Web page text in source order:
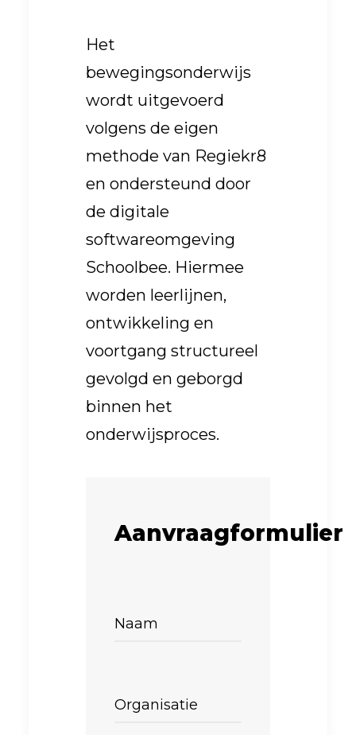
Het
bewegingsonderwijs
wordt uitgevoerd
volgens de eigen
methode van Regiekr8
en ondersteund door
de digitale
softwareomgeving
Schoolbee. Hiermee
worden leerlijnen,
ontwikkeling en
voortgang structureel
gevolgd en geborgd
binnen het
onderwijsproces.
Aanvraagformulier